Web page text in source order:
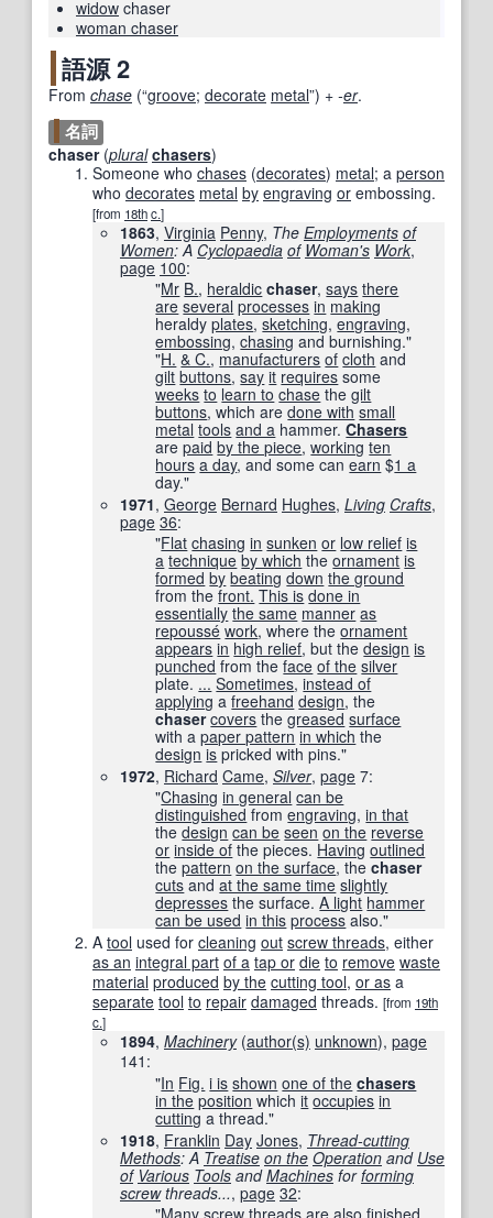
widow chaser
woman chaser
語源 2
From chase (“groove; decorate metal”) +‎ -er.
名詞
chaser(plural chasers)
Someone who chases (decorates) metal; a person
who decorates metal by engraving or embossing.
[from 18thc.]
1863, Virginia Penny, The Employments of
Women: A Cyclopaedia of Woman's Work,
page 100:
"Mr B., heraldic chaser,says there
are several processes in making
heraldyplates,sketching,engraving,
embossing,chasing and burnishing."
"H. & C., manufacturers of cloth and
gilt buttons,say it requires some
weeks to learn to chase thegilt
buttons, which aredone with small
metal tools and a hammer.Chasers
arepaid by the piece,working ten
hours a day, and some canearn $1 a
day."
1971, George Bernard Hughes, Living Crafts,
page 36:
"Flat chasing in sunken or low relief is
a technique by which theornament is
formed by beating down the ground
from thefront. This is done in
essentially the same manner as
repoussé work, where theornament
appears in high relief, but thedesign is
punched from theface of the silver
plate. ... Sometimes,instead of
applying afreehand design, the
chaser covers thegreased surface
with apaper pattern in which the
design is pricked with pins."
1972, Richard Came, Silver, page 7:
"Chasing in general can be
distinguished fromengraving,in that
thedesign can be seen on the reverse
or inside of the pieces. Having outlined
thepattern on the surface, thechaser
cuts andat the same time slightly
depresses the surface.A light hammer
can be used in this process also."
A tool used for cleaning out screw threads, either
as an integral part of a tap or die to remove waste
material produced by the cutting tool, or as a
separate tool to repair damaged threads. [from 19th
c.]
1894, Machinery(author(s) unknown), page
141:
"In Fig. i is shown one of the chasers
in the position whichit occupies in
cutting a thread."
1918, Franklin Day Jones, Thread-cutting
Methods: A Treatise on the Operation and Use
of Various Tools andMachines forforming
screwthreads..., page 32: